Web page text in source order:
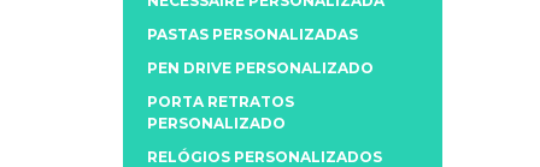
PASTAS PERSONALIZADAS
PEN DRIVE PERSONALIZADO
PORTA RETRATOS
PERSONALIZADO
RELÓGIOS PERSONALIZADOS